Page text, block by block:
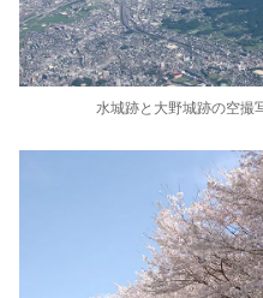
水城跡と大野城跡の空撮